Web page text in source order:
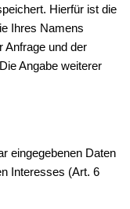
Hierfür ist die
Ihres Namens
Anfrage und der
Angabe weiterer
eingegebenen Daten
Interesses (Art. 6